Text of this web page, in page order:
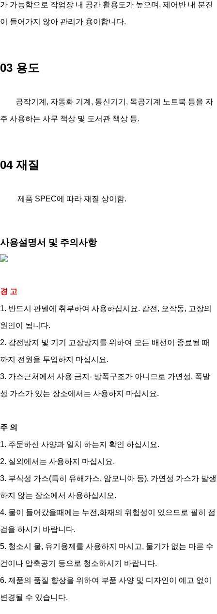
가 가능함으로 작업장 내 공간 활용도가 높으며, 제어반 내 분진
이 들어가지 않아 관리가 용이합니다.
03 용도
공작기계, 자동화 기계, 통신기기, 목공기계 노트북 등을 자
주 사용하는 사무 책상 및 도서관 책상 등.
04 재질
제품 SPEC에 따라 재질 상이함.
사용설명서 및 주의사항
경 고
1. 반드시 판넬에 취부하여 사용하십시요. 감전, 오작동, 고장의
원인이 됩니다.
2. 감전방지 및 기기 고장방지를 위하여 모든 배선이 종료될 때
까지 전원을 투입하지 마십시요.
3. 가스근처에서 사용 금지- 방폭구조가 아니므로 가연성, 폭발
성 가스가 있는 장소에서는 사용하지 마십시요.
주 의
1. 주문하신 사양과 일치 하는지 확인 하십시요.
2. 실외에서는 사용하지 마십시요.
3. 부식성 가스(특히 유해가스, 암모니아 등), 가연성 가스가 발생
하지 않는 장소에서 사용하십시오.
4. 물이 들어갔을때에는 누전,화재의 위험성이 있으므로 필히 점
검을 하시기 바랍니다.
5. 청소시 물, 유기용제를 사용하지 마시고, 물기가 없는 마른 수
건이나 압축공기 등으로 청소하시기 바랍니다.
6. 제품의 품질 향상을 위하여 부품 사양 및 디자인이 예고 없이
변경될 수 있습니다.